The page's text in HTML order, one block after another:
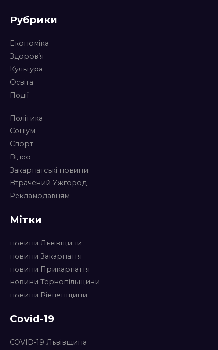
Рубрики
Економіка
Здоров’я
Культура
Освіта
Події
Політика
Соціум
Спорт
Відео
Закарпатські новини
Втрачений Ужгород
Рекламодавцям
Мітки
новини Львівщини
новини Закарпаття
новини Прикарпаття
новини Тернопільщини
новини Рівненщини
Covid-19
COVID-19 Львівщина